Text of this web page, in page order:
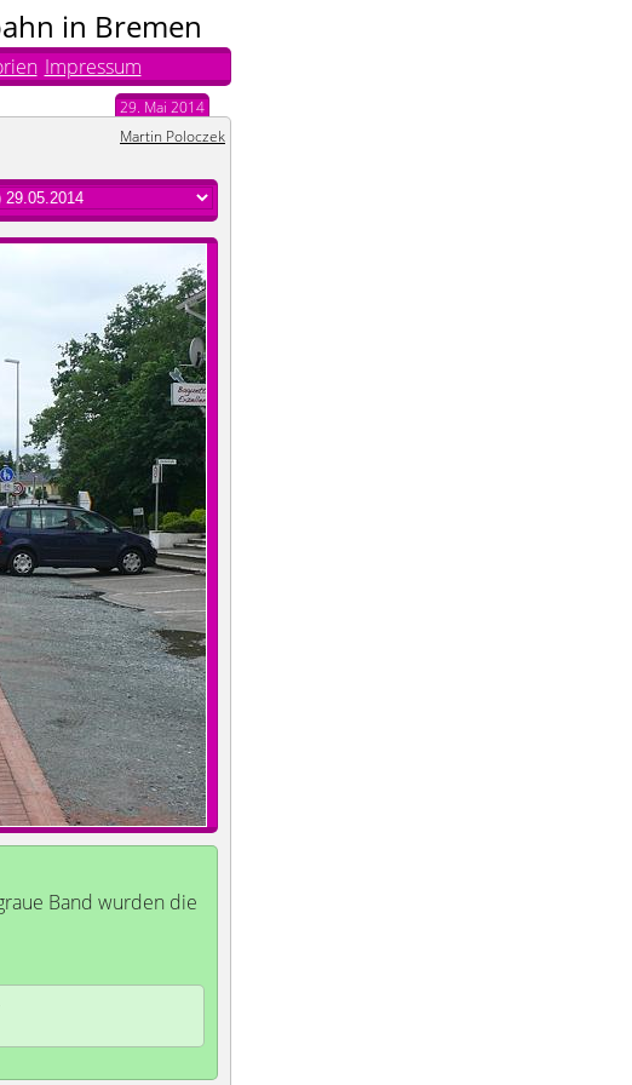
in Bremen
Impressum
29. Mai 2014
Martin Poloczek
Band wurden die